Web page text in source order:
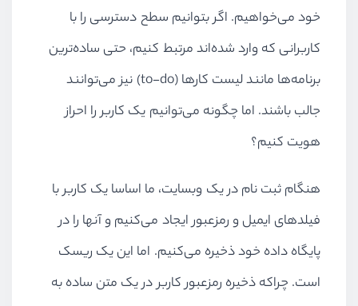
خود می‌خواهیم. اگر بتوانیم سطح دسترسی را با
کاربرانی که وارد شده‌اند مرتبط کنیم، حتی ساده‌ترین
برنامه‌ها مانند لیست کارها (to-do) نیز می‌توانند
جالب باشند. اما چگونه می‌توانیم یک کاربر را احراز
هویت کنیم؟
هنگام ثبت نام در یک وبسایت، ما اساسا یک کاربر با
فیلدهای ایمیل و رمزعبور ایجاد می‌کنیم و آنها را در
پایگاه داده خود ذخیره می‌کنیم. اما این یک ریسک
است. چراکه ذخیره رمزعبور کاربر در یک متن ساده به